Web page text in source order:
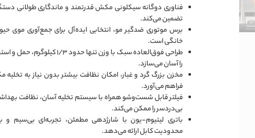
فناوری دوگانه سیکلونی مکش قدرتمند و ماندگاری طولانی
تضمین می‌کند.
برس موتوری ضدگیر مو، انتخابی ایده‌آل برای جمع‌آوری موی
خانگی است.
طراحی فوق‌العاده سبک با وزن تنها حدود ۱/۳ کیلوگرم،
را آسان می‌سازد.
مخزن بزرگ گرد و غبار، امکان نظافت بیشتر بدون نیاز به تخلیه
فراهم می‌آورد.
فیلتر قابل شست‌وشو همراه با سیستم تخلیه آسان، نظافت
بی‌دردسر را ممکن می‌کند.
باتری لیتیوم-یون با شارژدهی مطمئن، تجربه‌ای بی‌سیم و
محدودیت کابل ارائه می‌دهد.